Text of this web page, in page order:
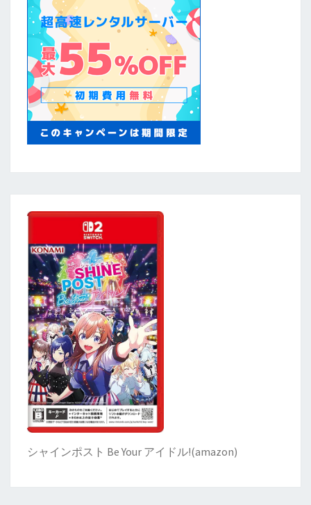
シャインポスト Be Your アイドル!(amazon)